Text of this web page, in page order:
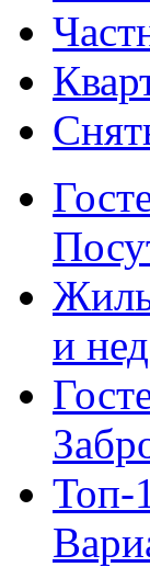
и
Топ-